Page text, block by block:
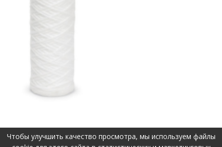
Чтобы улучшить качество просмотра, мы используем файлы